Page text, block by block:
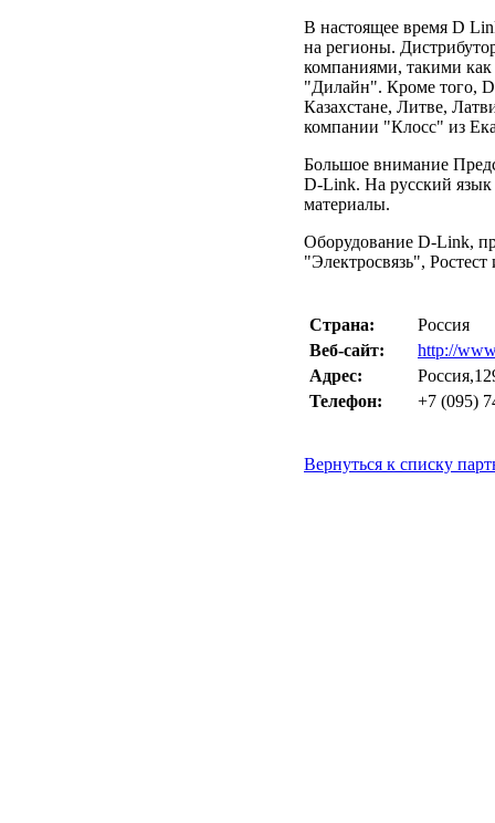
В настоящее время D
на регионы.
компаниями, такими
"Дилайн". Кроме того,
Казахстане, Литве,
компании "Клосс" из
Большое внимание
D-Link. На русский язык
материалы.
Оборудование D-Link,
"Электросвязь",
Страна:
Россия
Веб-сайт:
http://
Адрес:
Телефон:
+7 (095)
Вернуться к списку